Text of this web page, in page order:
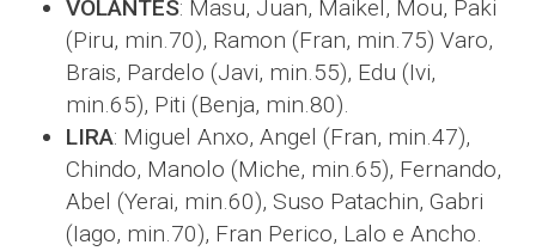
VOLANTES: Masu, Juan, Maikel, Mou, Paki
(Piru, min.70), Ramon (Fran, min.75) Varo,
Brais, Pardelo (Javi, min.55), Edu (Ivi,
min.65), Piti (Benja, min.80).
LIRA: Miguel Anxo, Angel (Fran, min.47),
Chindo, Manolo (Miche, min.65), Fernando,
Abel (Yerai, min.60), Suso Patachin, Gabri
(Iago, min.70), Fran Perico, Lalo e Ancho.